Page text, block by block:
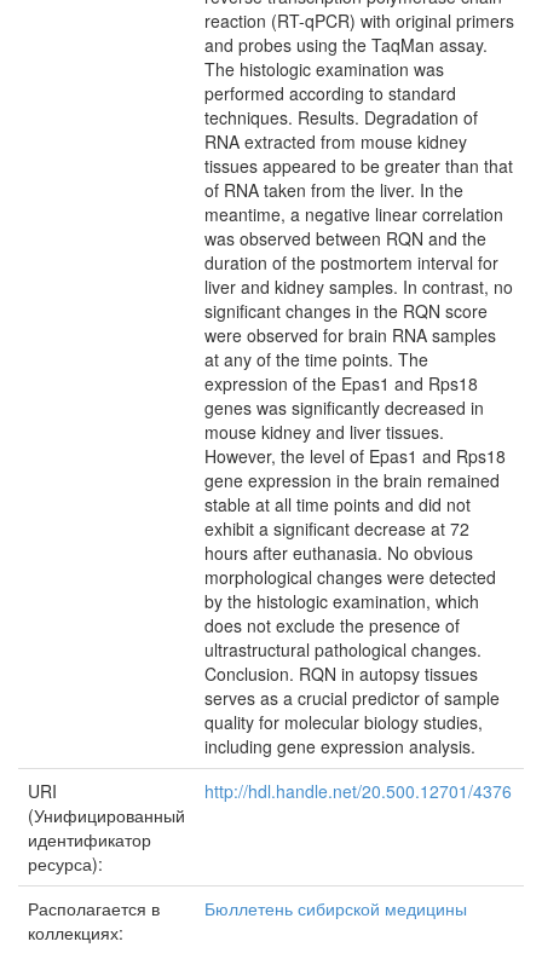
reaction (RT-qPCR) with original primers
and probes using the TaqMan assay.
The histologic examination was
performed according to standard
techniques. Results. Degradation of
RNA extracted from mouse kidney
tissues appeared to be greater than that
of RNA taken from the liver. In the
meantime, a negative linear correlation
was observed between RQN and the
duration of the postmortem interval for
liver and kidney samples. In contrast, no
significant changes in the RQN score
were observed for brain RNA samples
at any of the time points. The
expression of the Epas1 and Rps18
genes was significantly decreased in
mouse kidney and liver tissues.
However, the level of Epas1 and Rps18
gene expression in the brain remained
stable at all time points and did not
exhibit a significant decrease at 72
hours after euthanasia. No obvious
morphological changes were detected
by the histologic examination, which
does not exclude the presence of
ultrastructural pathological changes.
Conclusion. RQN in autopsy tissues
serves as a crucial predictor of sample
quality for molecular biology studies,
including gene expression analysis.
URI
(Унифицированный
идентификатор
ресурса):
http://hdl.handle.net/20.500.12701/4376
Располагается в
коллекциях:
Бюллетень сибирской медицины